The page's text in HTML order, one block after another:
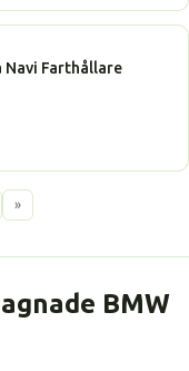
Navi Farthållare
»
BMW